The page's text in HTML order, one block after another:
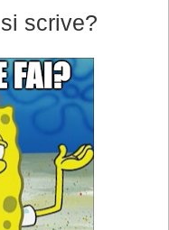
scrive?